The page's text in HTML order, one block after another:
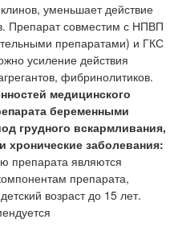
уменьшает действие
Препарат совместим с НПВП
препаратами) и ГКС
усиление действия
фибринолитиков.
медицинского
беременными
грудного вскармливания,
заболевания:
препарата являются
препарата,
возраст до 15 лет.